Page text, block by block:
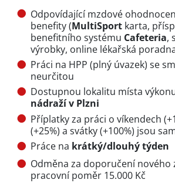
Odpovídající mzdové
benefity (MultiSport karta,
benefitního systému Cafeteria,
výrobky, online lékařská
Práci na HPP (plný úvazek) se
neurčitou
Dostupnou lokalitu místa
nádraží v Plzni
Příplatky za práci o víkendech
(+25%) a svátky (+100%) jsou
Práce na krátký/dlouhý týden
Odměna za doporučení nového
pracovní poměr 15.000 Kč